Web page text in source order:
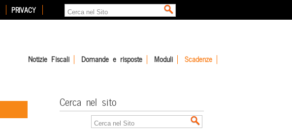
PRIVACY
Notizie Fiscali Domande e risposte Moduli Scadenze
Cerca nel sito